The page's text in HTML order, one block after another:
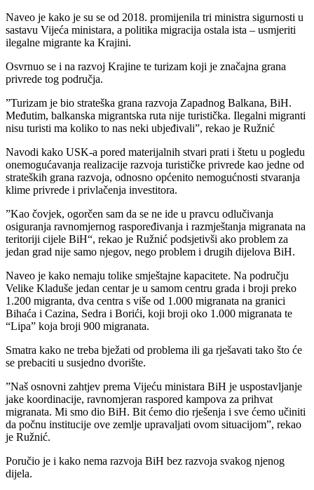
Naveo je kako je su se od 2018. promijenila tri ministra sigurnosti u
sastavu Vijeća ministara, a politika migracija ostala ista – usmjeriti
ilegalne migrante ka Krajini.
Osvrnuo se i na razvoj Krajine te turizam koji je značajna grana
privrede tog područja.
”Turizam je bio strateška grana razvoja Zapadnog Balkana, BiH.
Međutim, balkanska migrantska ruta nije turistička. Ilegalni migranti
nisu turisti ma koliko to nas neki ubjeđivali”, rekao je Ružnić
Navodi kako USK-a pored materijalnih stvari prati i štetu u pogledu
onemogućavanja realizacije razvoja turističke privrede kao jedne od
strateških grana razvoja, odnosno općenito nemogućnosti stvaranja
klime privrede i privlačenja investitora.
”Kao čovjek, ogorčen sam da se ne ide u pravcu odlučivanja
osiguranja ravnomjernog raspoređivanja i razmještanja migranata na
teritoriji cijele BiH“, rekao je Ružnić podsjetivši ako problem za
jedan grad nije samo njegov, nego problem i drugih dijelova BiH.
Naveo je kako nemaju tolike smještajne kapacitete. Na području
Velike Kladuše jedan centar je u samom centru grada i broji preko
1.200 migranta, dva centra s više od 1.000 migranata na granici
Bihaća i Cazina, Sedra i Borići, koji broji oko 1.000 migranata te
“Lipa” koja broji 900 migranata.
Smatra kako ne treba bježati od problema ili ga rješavati tako što će
se prebaciti u susjedno dvorište.
”Naš osnovni zahtjev prema Vijeću ministara BiH je uspostavljanje
jake koordinacije, ravnomjeran raspored kampova za prihvat
migranata. Mi smo dio BiH. Bit ćemo dio rješenja i sve ćemo učiniti
da počnu institucije ove zemlje upravaljati ovom situacijom”, rekao
je Ružnić.
Poručio je i kako nema razvoja BiH bez razvoja svakog njenog
dijela.